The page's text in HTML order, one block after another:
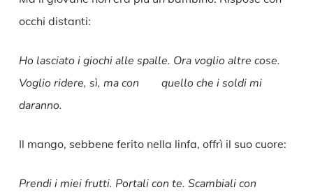
occhi distanti:
Ho lasciato i giochi alle spalle. Ora voglio altre cose.
Voglio ridere, sì, ma con quello che i soldi mi
daranno.
Il mango, sebbene ferito nella linfa, offrì il suo cuore:
Prendi i miei frutti. Portali con te. Scambiali con